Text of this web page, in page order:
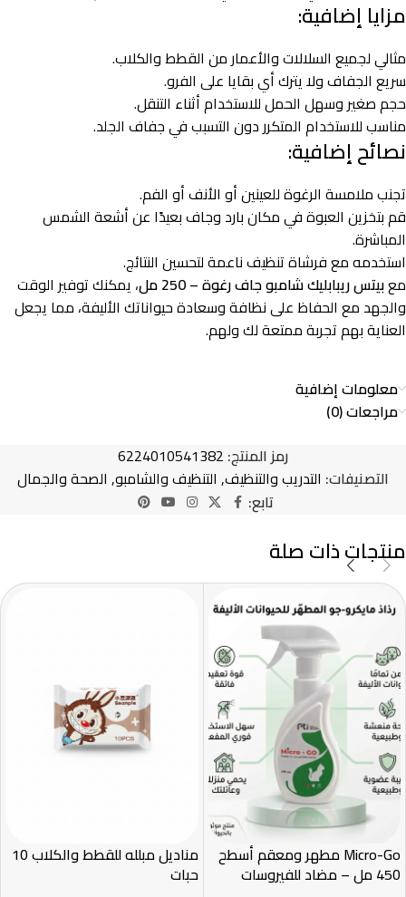
مزايا إضافية:
مثالي لجميع السلالات والأعمار من القطط والكلاب.
سريع الجفاف ولا يترك أي بقايا على الفرو.
حجم صغير وسهل الحمل للاستخدام أثناء التنقل.
مناسب للاستخدام المتكرر دون التسبب في جفاف الجلد.
نصائح إضافية:
تجنب ملامسة الرغوة للعينين أو الأنف أو الفم.
قم بتخزين العبوة في مكان بارد وجاف بعيدًا عن أشعة الشمس
المباشرة.
استخدمه مع فرشاة تنظيف ناعمة لتحسين النتائج.
معبيتس ريبابليك شامبو جاف رغوة – 250 مل
، يمكنك توفير الوقت
والجهد مع الحفاظ على نظافة وسعادة حيواناتك الأليفة، مما يجعل
العناية بهم تجربة ممتعة لك ولهم.
معلومات إضافية
مراجعات (0)
رمز المنتج: 6224010541382
التصنيفات: التدريب والتنظيف, التنظيف والشامبو, الصحة والجمال
تابع:
منتجات ذات صلة
Micro-Go مطهر ومعقم أسطح
450 مل – مضاد للفيروسات
مناديل مبلله للقطط والكلاب 10
حبات